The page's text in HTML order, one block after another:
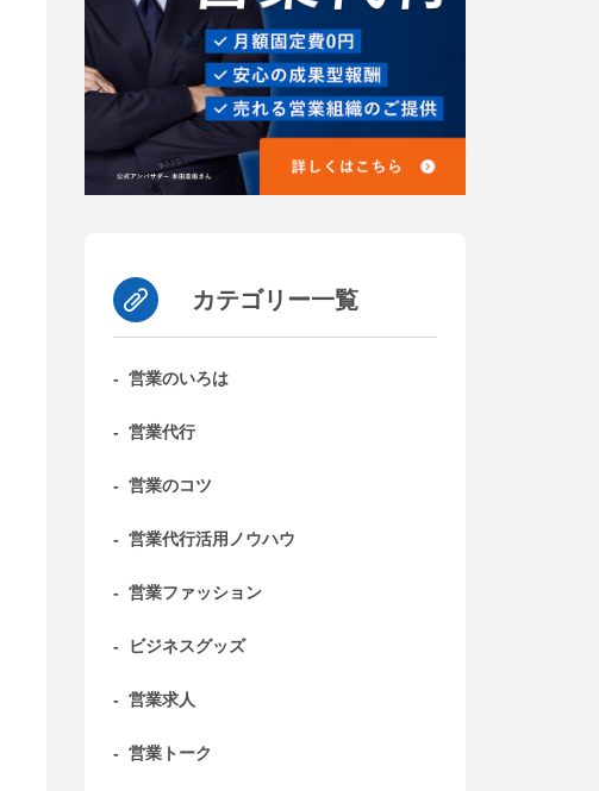
カテゴリー一覧
- 営業のいろは
- 営業代行
- 営業のコツ
- 営業代行活用ノウハウ
- 営業ファッション
- ビジネスグッズ
- 営業求人
- 営業トーク